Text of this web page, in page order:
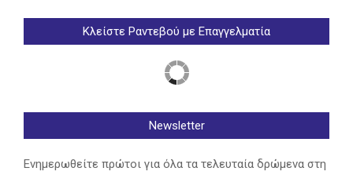
Κλείστε Ραντεβού με Επαγγελματία
Newsletter
Ενημερωθείτε πρώτοι για όλα τα τελευταία δρώμενα στη